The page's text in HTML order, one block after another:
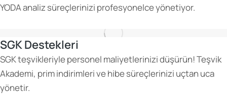
YODA analiz süreçlerinizi profesyonelce yönetiyor.
SGK Destekleri
SGK teşvikleriyle personel maliyetlerinizi düşürün! Teşvik
Akademi, prim indirimleri ve hibe süreçlerinizi uçtan uca
yönetir.